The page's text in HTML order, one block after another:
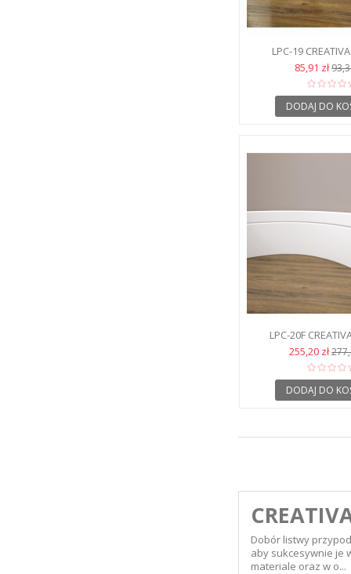
LPC-19
85,91 zł
DODAJ DO
LPC-20F
PRZYPODŁOGOWA
FLEX )
255,20 zł
DODAJ DO
Dobór listwy
aby sukcesywnie je
materiale oraz w o...